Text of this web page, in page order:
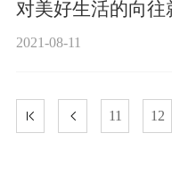
对美好生活的向
2021-08-11
11 12